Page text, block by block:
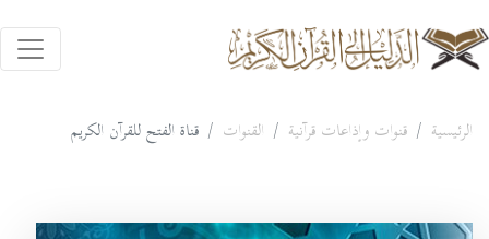
الرئيسية قنوات وإذاعات قرآنية القنوات قناة الفتح للقرآن الكريم